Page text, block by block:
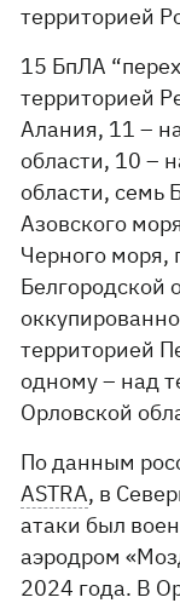
территорией
15 БпЛА
территорией
Алания, 11 –
области, 10 –
области, семь
Азовского
Черного моря,
Белгородской
территорией
одному – над
Орловской
По данным
ASTRA, в
атаки был
аэродром
2024 года. В